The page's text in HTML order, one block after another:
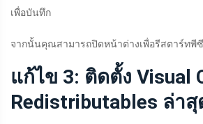
เพื่อบันทึก
จากนั้นคุณสามารถปิดหน้าต่างเพื่อรีสตาร์ทพี
แก้ไข 3: ติดตั้ง Visual
Redistributables ล่าสุ